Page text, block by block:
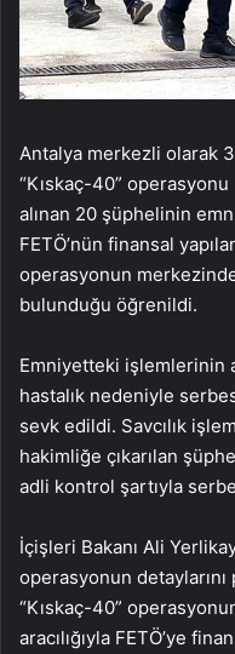
Antalya merkezli olarak
“Kıskaç-40” operasyonu
alınan 20 şüphelinin
FETÖ’nün finansal
operasyonun
bulunduğu öğrenildi.
Emniyetteki işlemlerinin
hastalık nedeniyle
sevk edildi. Savcılık
hakimliğe çıkarılan
adli kontrol şartıyla
İçişleri Bakanı Ali
operasyonun detaylarını
“Kıskaç-40”
aracılığıyla FETÖ’ye